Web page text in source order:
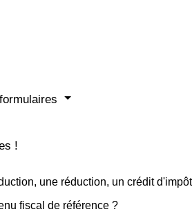
!
une réduction, un crédit
fiscal de référence ?